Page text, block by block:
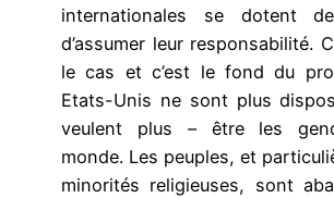
internationales se dotent
d’assumer leur responsabilité.
le cas et c’est le fond du
Etats-Unis ne sont plus
veulent plus – être les
monde. Les peuples, et
minorités religieuses, sont